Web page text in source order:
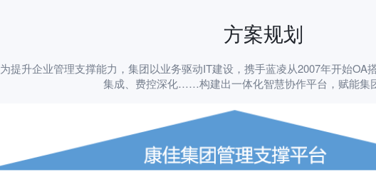
方案规划
为提升企业管理支撑能力，集团以业务驱动IT建设，携手蓝凌从2007年开始OA
集成、费控深化……构建出一体化智慧协作平台，赋能集